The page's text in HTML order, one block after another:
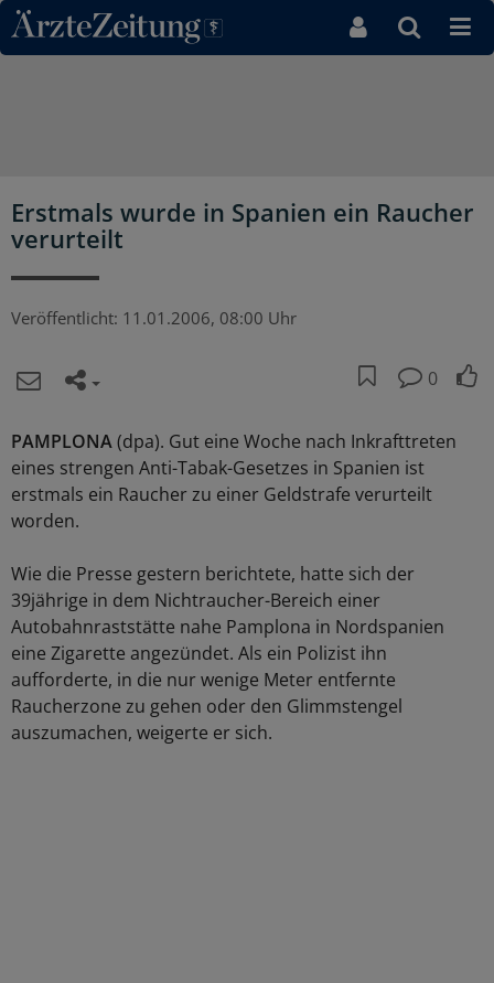
Direkt zum Inhaltsbereich
Erstmals wurde in Spanien ein Raucher
verurteilt
Veröffentlicht: 11.01.2006, 08:00 Uhr
0
PAMPLONA(dpa). Gut eine Woche nach Inkrafttreten
eines strengen Anti-Tabak-Gesetzes in Spanien ist
erstmals ein Raucher zu einer Geldstrafe verurteilt
worden.
Wie die Presse gestern berichtete, hatte sich der
39jährige in dem Nichtraucher-Bereich einer
Autobahnraststätte nahe Pamplona in Nordspanien
eine Zigarette angezündet. Als ein Polizist ihn
aufforderte, in die nur wenige Meter entfernte
Raucherzone zu gehen oder den Glimmstengel
auszumachen, weigerte er sich.